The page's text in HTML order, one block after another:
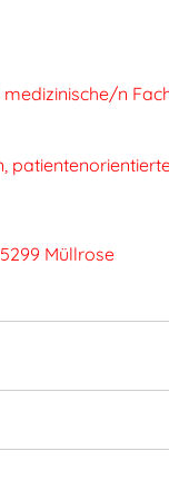
n
Müllrose